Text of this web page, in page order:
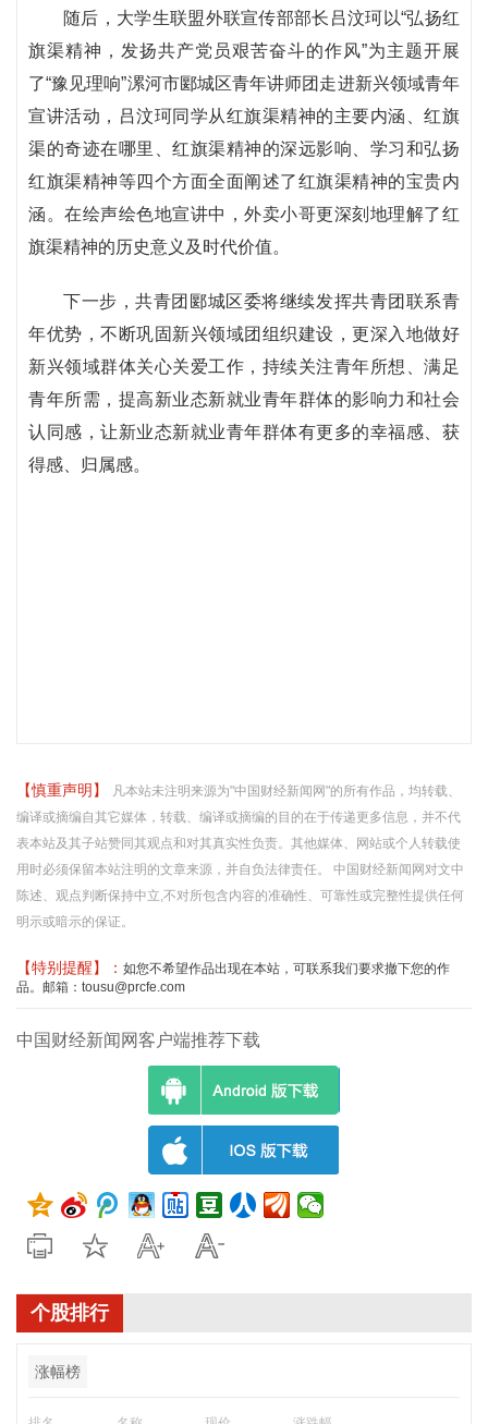
随后，大学生联盟外联宣传部部长吕汶珂以“弘扬红
旗渠精神，发扬共产党员艰苦奋斗的作风”为主题开展
了“豫见理响”漯河市郾城区青年讲师团走进新兴领域青年
宣讲活动，吕汶珂同学从红旗渠精神的主要内涵、红旗
渠的奇迹在哪里、红旗渠精神的深远影响、学习和弘扬
红旗渠精神等四个方面全面阐述了红旗渠精神的宝贵内
涵。在绘声绘色地宣讲中，外卖小哥更深刻地理解了红
旗渠精神的历史意义及时代价值。
下一步，共青团郾城区委将继续发挥共青团联系青
年优势，不断巩固新兴领域团组织建设，更深入地做好
新兴领域群体关心关爱工作，持续关注青年所想、满足
青年所需，提高新业态新就业青年群体的影响力和社会
认同感，让新业态新就业青年群体有更多的幸福感、获
得感、归属感。
【慎重声明】
凡本站未注明来源为"中国财经新闻网"的所有作品，均转载、
编译或摘编自其它媒体，转载、编译或摘编的目的在于传递更多信息，并不代
表本站及其子站赞同其观点和对其真实性负责。其他媒体、网站或个人转载使
用时必须保留本站注明的文章来源，并自负法律责任。 中国财经新闻网对文中
陈述、观点判断保持中立,不对所包含内容的准确性、可靠性或完整性提供任何
明示或暗示的保证。
【特别提醒】： 如您不希望作品出现在本站，可联系我们要求撤下您的作
品。邮箱：tousu@prcfe.com
中国财经新闻网客户端推荐下载
个股排行
涨幅榜